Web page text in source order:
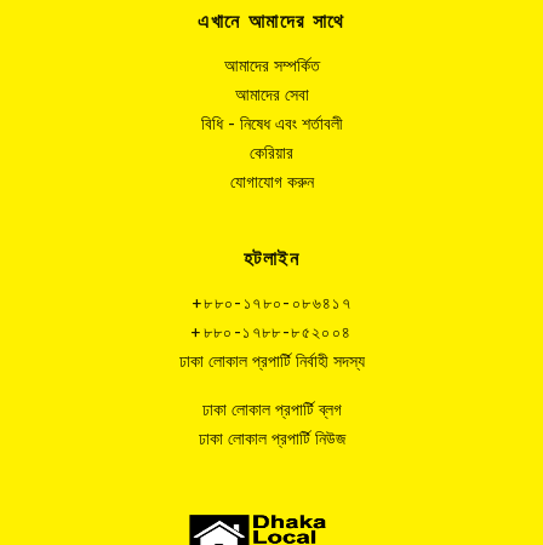
এখানে আমাদের সাথে
আমাদের সম্পর্কিত
আমাদের সেবা
বিধি - নিষেধ এবং শর্তাবলী
কেরিয়ার
যোগাযোগ করুন
হটলাইন
+৮৮০-১৭৮০-০৮৬৪১৭
+৮৮০-১৭৮৮-৮৫২০০৪
ঢাকা লোকাল প্রপার্টি নির্বাহী সদস্য
ঢাকা লোকাল প্রপার্টি ব্লগ
ঢাকা লোকাল প্রপার্টি নিউজ